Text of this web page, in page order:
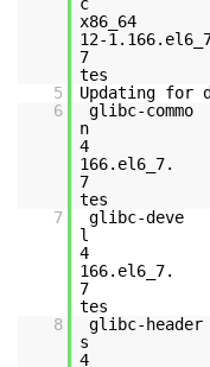
12-
7
5
Updating for
6
glibc-commo
n
4
166.el6_7.
7
7
glibc-deve
l
4
166.el6_7.
7
8
glibc-header
s
4